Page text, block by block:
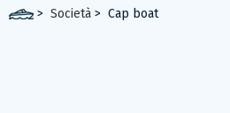
> Società > Cap boat